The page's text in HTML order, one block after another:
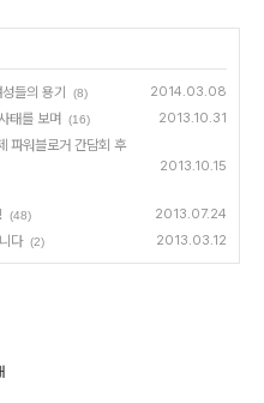
들의 용기 (8) 2014.03.08
태를 보며 (16) 2013.10.31
파워블로거 간담회 후
2013.10.15
(48) 2013.07.24
다 (2) 2013.03.12